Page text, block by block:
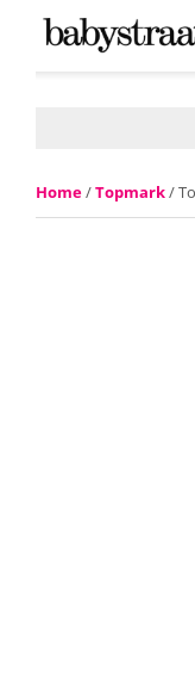
Home/Topmark/